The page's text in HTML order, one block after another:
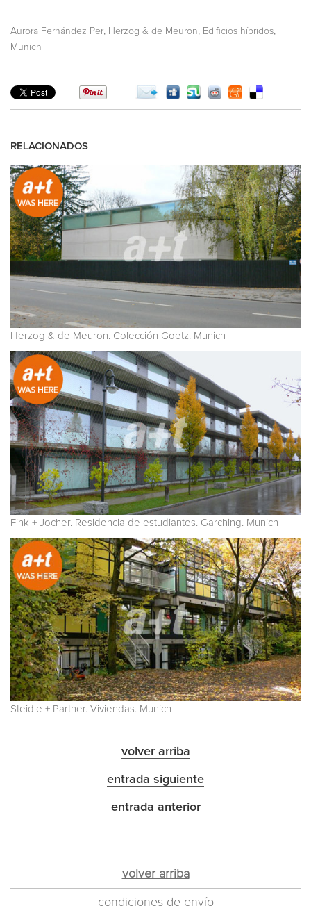
Aurora Fernández Per Herzog & de Meuron Edificios híbridos
Munich
RELACIONADOS
Herzog & de Meuron. Colección Goetz. Munich
Fink + Jocher. Residencia de estudiantes. Garching. Munich
Steidle + Partner. Viviendas. Munich
volver arriba
entrada siguiente
entrada anterior
volver arriba
condiciones de envío